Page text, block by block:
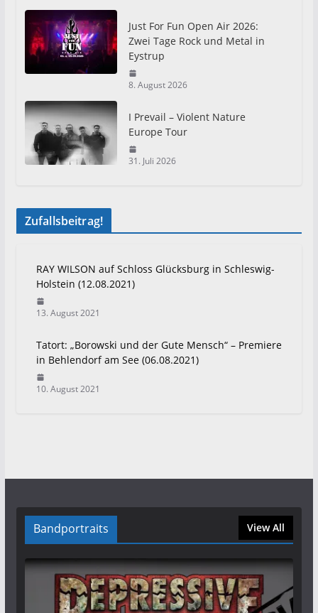
Just For Fun Open Air 2026:
Zwei Tage Rock und Metal in
Eystrup
8. August 2026
I Prevail – Violent Nature
Europe Tour
31. Juli 2026
Zufallsbeitrag!
RAY WILSON auf Schloss Glücksburg in Schleswig-
Holstein (12.08.2021)
13. August 2021
Tatort: „Borowski und der Gute Mensch“ – Premiere
in Behlendorf am See (06.08.2021)
10. August 2021
Bandportraits View All